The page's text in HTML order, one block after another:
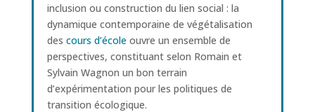
inclusion ou construction du lien social : la
dynamique contemporaine de végétalisation
des cours d’écoleouvre un ensemble de
perspectives, constituant selon Romain et
Sylvain Wagnon un bon terrain
d’expérimentation pour les politiques de
transition écologique.